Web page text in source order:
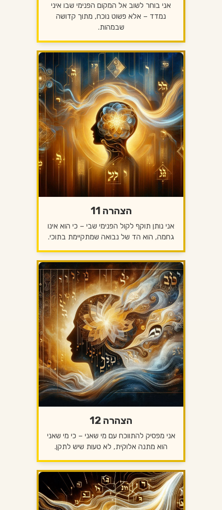
אני בוחר לשוב אל המקום הפנימי שבו איני
נמדד – אלא פשוט נוכח, מתוך קדושה
שבמהות.
הצהרה 11
אני נותן תוקף לקול הפנימי שבי – כי הוא אינו
גחמה, הוא הד של נבואה שמתקיימת בתוכי.
הצהרה 12
אני מפסיק להתווכח עם מי שאני – כי מי שאני
הוא מתנה אלוקית, לא טעות שיש לתקן.